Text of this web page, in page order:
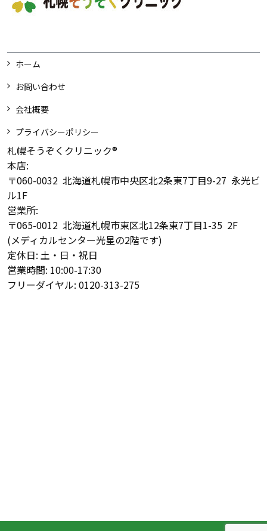
ホーム
お問い合わせ
会社概要
プライバシーポリシー
札幌そうぞくクリニック®
本店:
〒060-0032 北海道札幌市中央区北2条東7丁目9-27 永光ビ
ル1F
営業所:
〒065-0012 北海道札幌市東区北12条東7丁目1-35 2F
(メディカルセンター光星の2階です)
定休日: 土・日・祝日
営業時間: 10:00-17:30
フリーダイヤル: 0120-313-275